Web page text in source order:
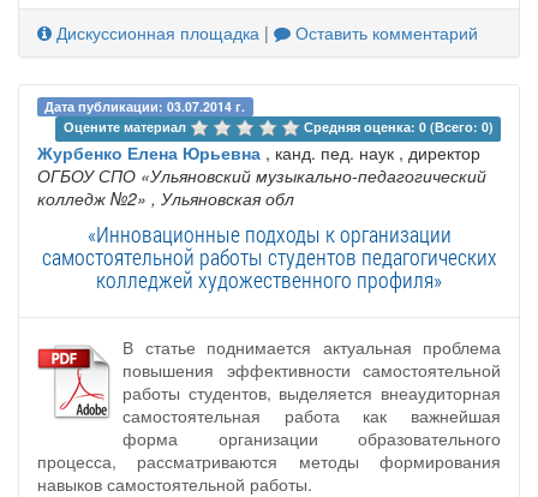
Дискуссионная площадка | Оставить комментарий
Дата публикации: 03.07.2014 г.
Оцените материал
Средняя оценка: 0 (Всего: 0)
Журбенко Елена Юрьевна , канд. пед. наук , директор
ОГБОУ СПО «Ульяновский музыкально-педагогический
колледж №2» , Ульяновская обл
«Инновационные подходы к организации
самостоятельной работы студентов педагогических
колледжей художественного профиля»
В статье поднимается актуальная проблема
повышения эффективности самостоятельной
работы студентов, выделяется внеаудиторная
самостоятельная работа как важнейшая
форма организации образовательного
процесса, рассматриваются методы формирования
навыков самостоятельной работы.